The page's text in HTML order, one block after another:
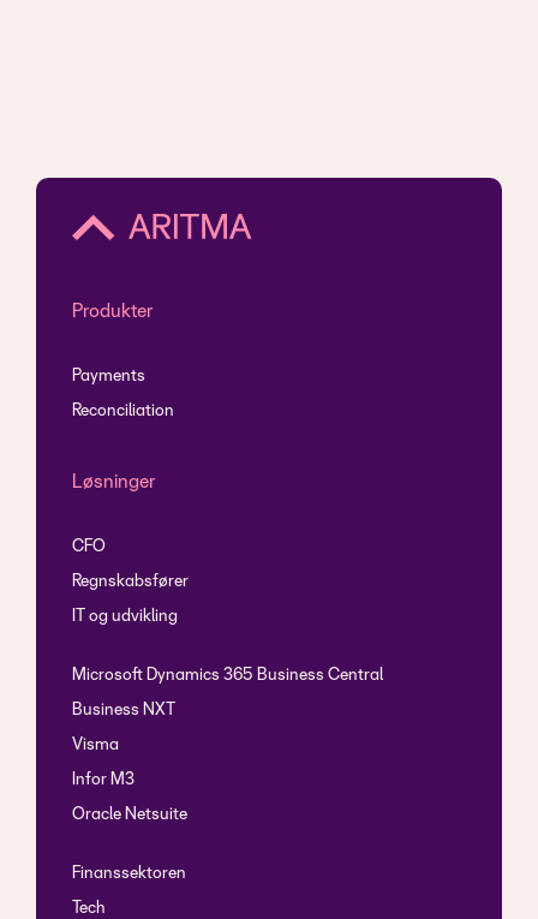
Produkter
Payments
Reconciliation
Løsninger
CFO
Regnskabsfører
IT og udvikling
Microsoft Dynamics 365 Business Central
Business NXT
Visma
Infor M3
Oracle Netsuite
Finanssektoren
Tech